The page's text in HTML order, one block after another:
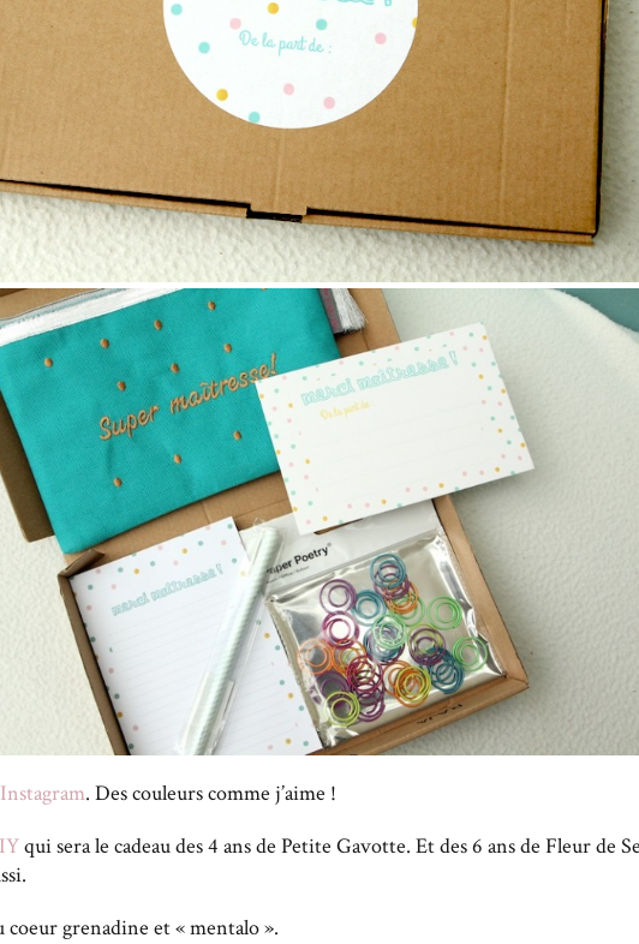
. Des couleurs comme j’aime !
qui sera le cadeau des 4 ans de Petite Gavotte. Et des 6 ans de Fleur de
coeur grenadine et « mentalo ».